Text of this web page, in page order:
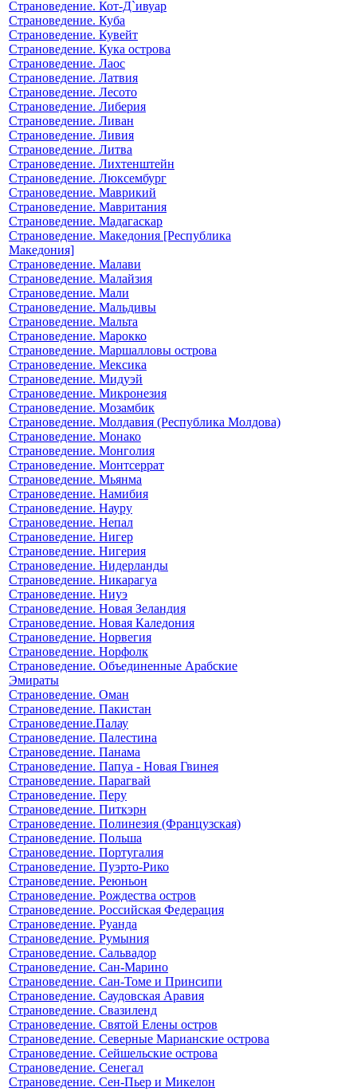
Страноведение. Кот-Д`ивуар
Страноведение. Куба
Страноведение. Кувейт
Страноведение. Кука острова
Страноведение. Лаос
Страноведение. Латвия
Страноведение. Лесото
Страноведение. Либерия
Страноведение. Ливан
Страноведение. Ливия
Страноведение. Литва
Страноведение. Лихтенштейн
Страноведение. Люксембург
Страноведение. Маврикий
Страноведение. Мавритания
Страноведение. Мадагаскар
Страноведение. Македония [Республика
Македония]
Страноведение. Малави
Страноведение. Малайзия
Страноведение. Мали
Страноведение. Мальдивы
Страноведение. Мальта
Страноведение. Марокко
Страноведение. Маршалловы острова
Страноведение. Мексика
Страноведение. Мидуэй
Страноведение. Микронезия
Страноведение. Мозамбик
Страноведение. Молдавия (Республика Молдова)
Страноведение. Монако
Страноведение. Монголия
Страноведение. Монтсеррат
Страноведение. Мьянма
Страноведение. Намибия
Страноведение. Науру
Страноведение. Непал
Страноведение. Нигер
Страноведение. Нигерия
Страноведение. Нидерланды
Страноведение. Никарагуа
Страноведение. Ниуэ
Страноведение. Новая Зеландия
Страноведение. Новая Каледония
Страноведение. Норвегия
Страноведение. Норфолк
Страноведение. Объединенные Арабские
Эмираты
Страноведение. Оман
Страноведение. Пакистан
Страноведение.Палау
Страноведение. Палестина
Страноведение. Панама
Страноведение. Папуа - Новая Гвинея
Страноведение. Парагвай
Страноведение. Перу
Страноведение. Питкэрн
Страноведение. Полинезия (Французская)
Страноведение. Польша
Страноведение. Португалия
Страноведение. Пуэрто-Рико
Страноведение. Реюньон
Страноведение. Рождества остров
Страноведение. Российская Федерация
Страноведение. Руанда
Страноведение. Румыния
Страноведение. Сальвадор
Страноведение. Сан-Марино
Страноведение. Сан-Томе и Принсипи
Страноведение. Саудовская Аравия
Страноведение. Свазиленд
Страноведение. Святой Елены остров
Страноведение. Северные Марианские острова
Страноведение. Сейшельские острова
Страноведение. Сенегал
Страноведение. Сен-Пьер и Микелон